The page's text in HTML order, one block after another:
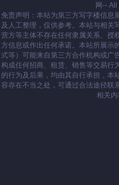
网--
免责声明：本站为第三方写字楼信息
及人工整理，仅供参考。本站与相关
营方等主体不存在任何隶属关系、授
方信息或作出任何承诺。本站所展示
式等）可能来自第三方合作机构或广
构成任何招商、租赁、销售等交易行
的行为及后果，均由其自行承担，本
容存在不当之处，可通过合法途径联
相关内